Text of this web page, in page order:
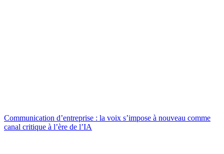
Communication d’entreprise : la voix s’impose à nouveau comme
canal critique à l’ère de l’IA